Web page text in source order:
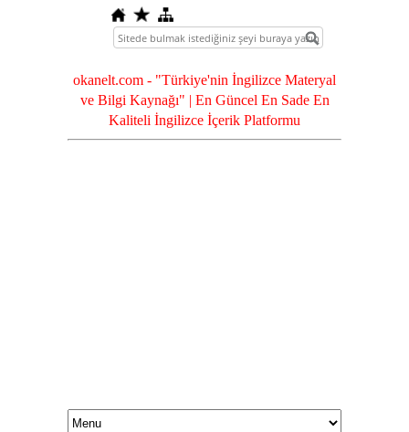
okanelt.com - "Türkiye'nin İngilizce Materyal
ve Bilgi Kaynağı" | En Güncel En Sade En
Kaliteli İngilizce İçerik Platformu